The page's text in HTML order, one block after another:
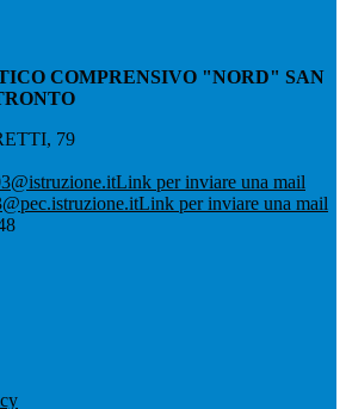
COMPRENSIVO "NORD" SAN
79
Link per inviare una mail
Link per inviare una mail